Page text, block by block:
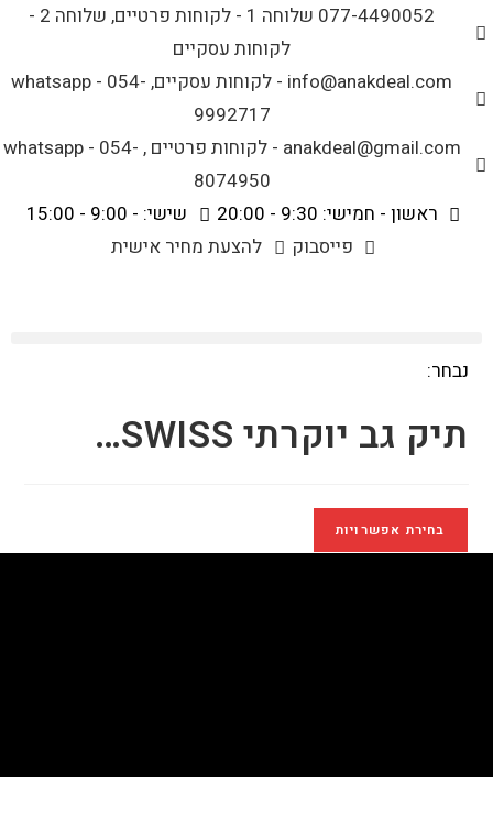
077-4490052 שלוחה 1 - לקוחות פרטיים, שלוחה 2 -
לקוחות עסקיים
info@anakdeal.com - לקוחות עסקיים, whatsapp - 054-
9992717
anakdeal@gmail.com - לקוחות פרטיים , whatsapp - 054-
8074950
ראשון - חמישי: 9:30 - 20:00
שישי: - 9:00 - 15:00
פייסבוק
להצעת מחיר אישית
נבחר:
תיק גב יוקרתי SWISS…
בחירת אפשרויות